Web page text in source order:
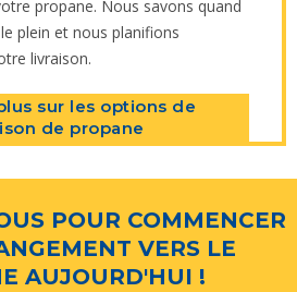
propane. Nous savons quand
plein et nous planifions
livraison.
sur les options de
de propane
POUR COMMENCER
VERS LE
AUJOURD'HUI !